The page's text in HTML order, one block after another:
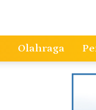
Olahraga